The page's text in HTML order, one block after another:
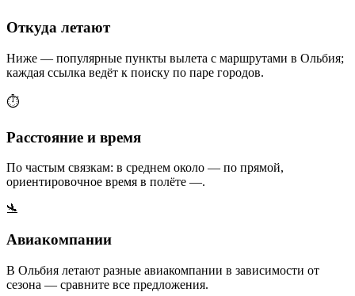
Откуда летают
Ниже — популярные пункты вылета с маршрутами в Ольбия;
каждая ссылка ведёт к поиску по паре городов.
⏱️
Расстояние и время
По частым связкам: в среднем около — по прямой,
ориентировочное время в полёте —.
🛬
Авиакомпании
В Ольбия летают разные авиакомпании в зависимости от
сезона — сравните все предложения.